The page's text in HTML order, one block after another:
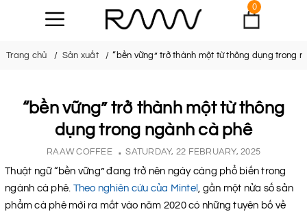
0
Trang chủ Sản xuất “bền vững” trở thành một từ thông dụng trong
“bền vững” trở thành một từ thông
dụng trong ngành cà phê
RAAW COFFEE SATURDAY, 22 FEBRUARY, 2025
Thuật ngữ “bền vững” đang trở nên ngày càng phổ biến trong
ngành cà phê. Theo nghiên cứu của Mintel
, gần một nửa số sản
phẩm cà phê mới ra mắt vào năm 2020 có những tuyên bố về